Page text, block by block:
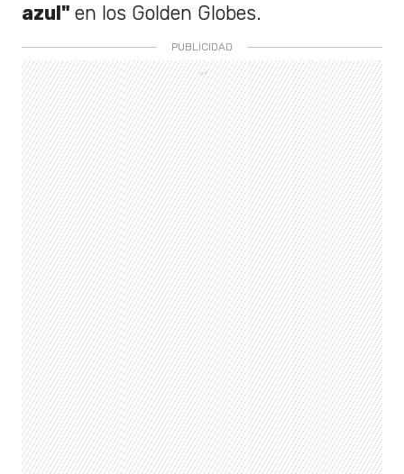
azul" en los Golden Globes.